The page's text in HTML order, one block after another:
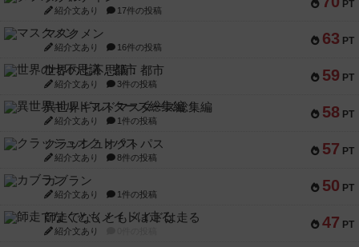
PT
紹介文あり 17件の投稿
63 PT
マスクメン
紹介文あり 16件の投稿
59 PT
世界の七不思議：都市
紹介文あり 3件の投稿
58 PT
異世界ギルドマスターズ総集編
紹介文あり 1件の投稿
57 PT
クラッシュオクトパス
紹介文あり 8件の投稿
50 PT
カブラン
紹介文あり 1件の投稿
47 PT
師走でなくともメイドは走る
紹介文あり